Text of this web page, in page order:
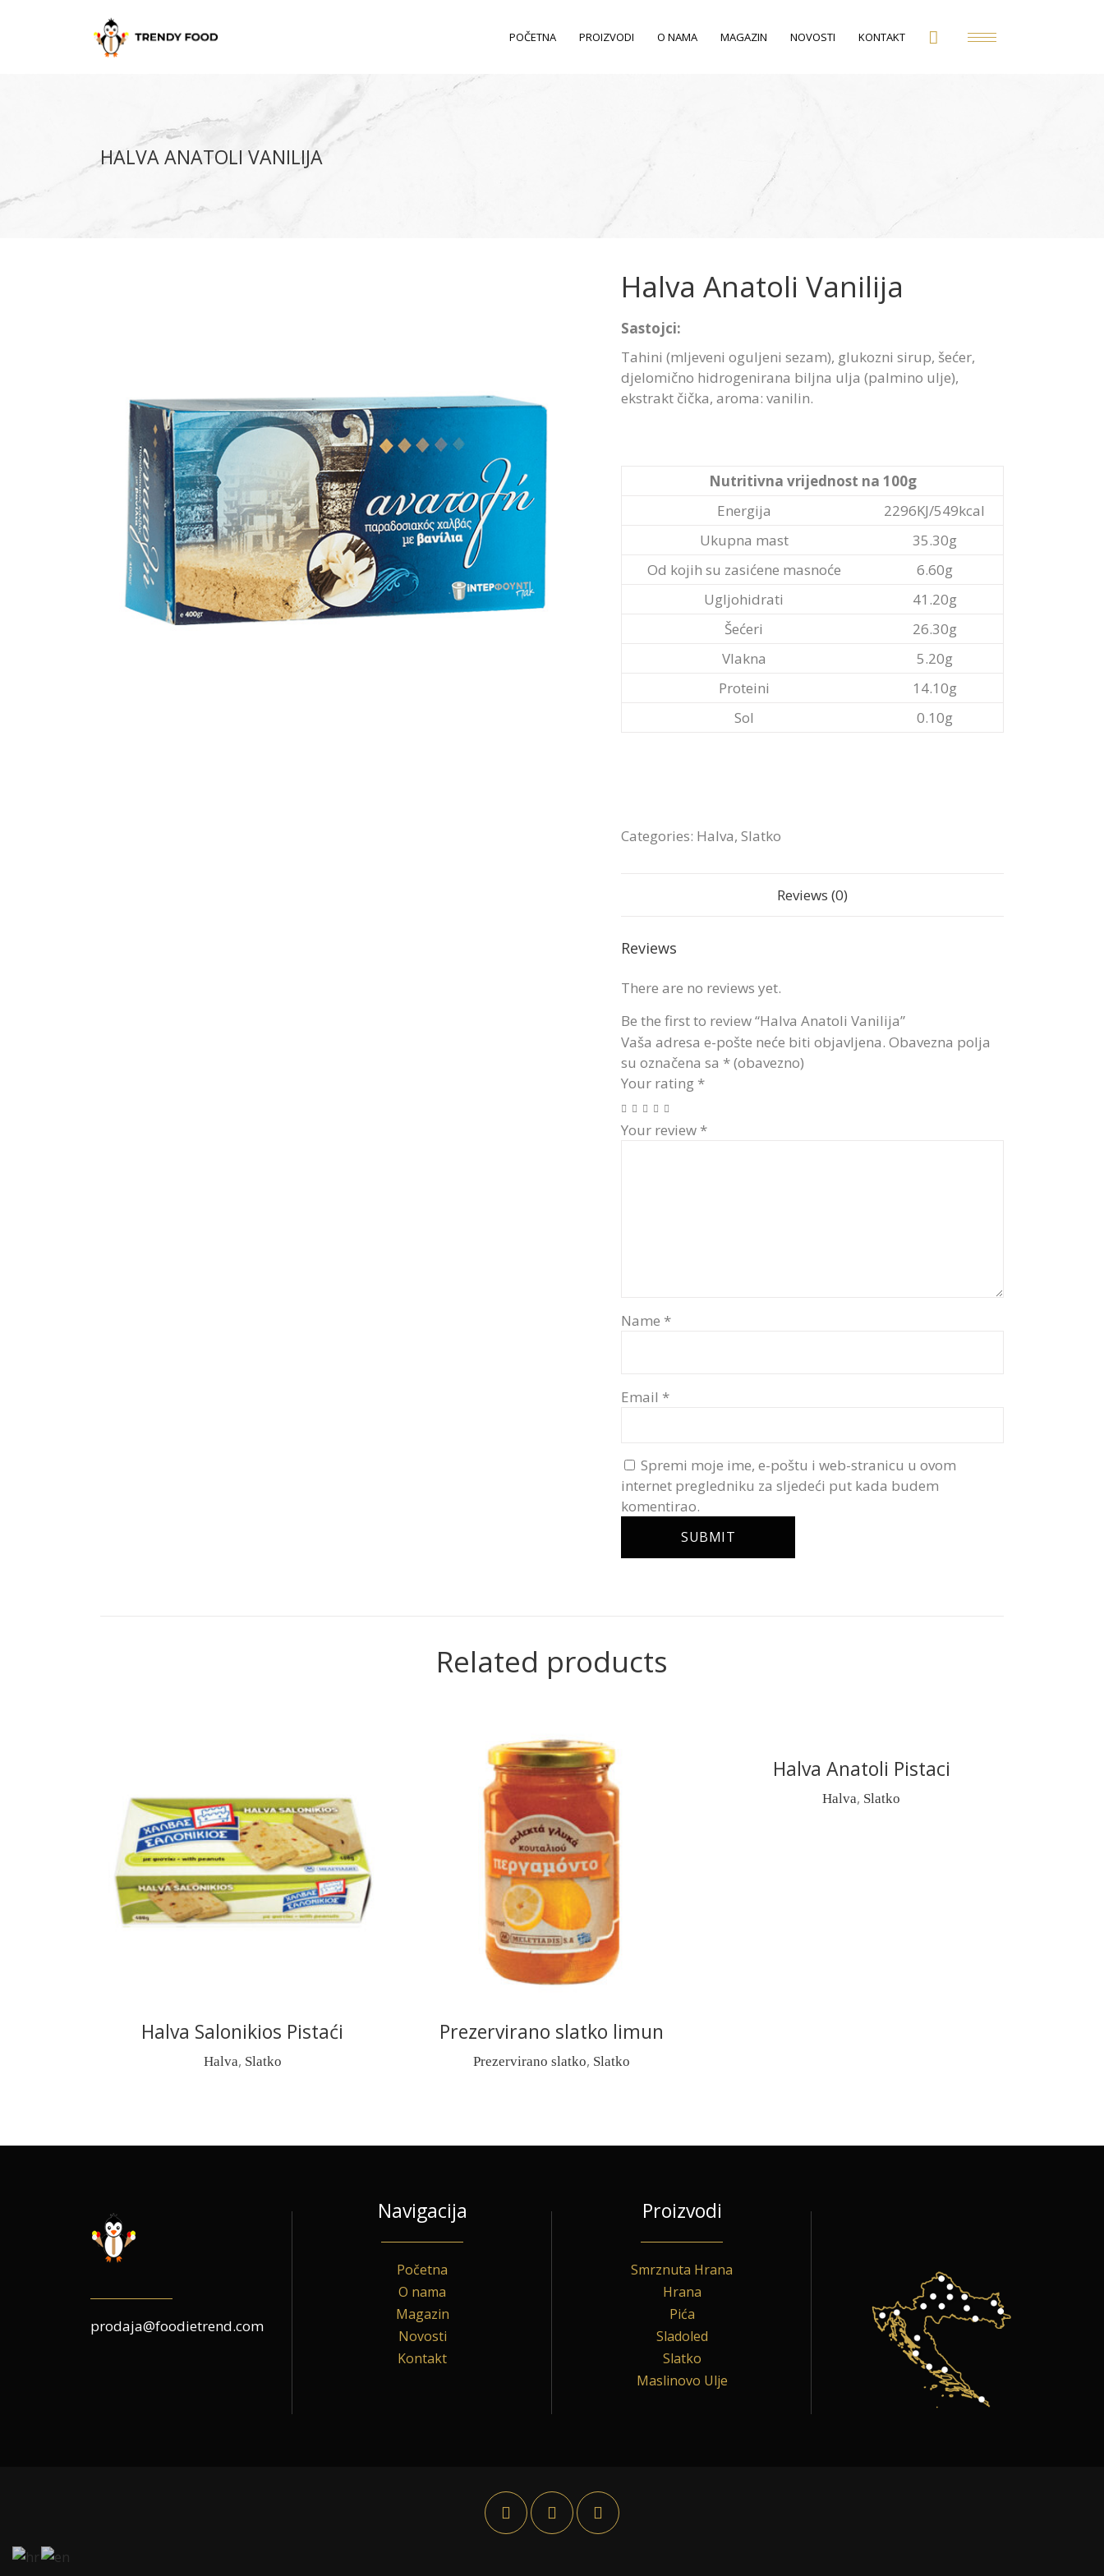
POČETNA PROIZVODI O NAMA MAGAZIN NOVOSTI KONTAKT
HALVA ANATOLI VANILIJA
Halva Anatoli Vanilija
Sastojci:
Tahini (mljeveni oguljeni sezam), glukozni sirup, šećer,
djelomično hidrogenirana biljna ulja (palmino ulje),
ekstrakt čička, aroma: vanilin.
Nutritivna vrijednost na 100g
Energija
2296KJ/549kcal
Ukupna mast
35.30g
Od kojih su zasićene masnoće
6.60g
Ugljohidrati
41.20g
Šećeri
26.30g
Vlakna
5.20g
Proteini
14.10g
Sol
0.10g
Categories: Halva, Slatko
Reviews (0)
Reviews
There are no reviews yet.
Be the first to review “Halva Anatoli Vanilija”
Vaša adresa e-pošte neće biti objavljena. Obavezna polja
su označena sa * (obavezno)
Your rating *
Your review *
Name *
Email *
Spremi moje ime, e-poštu i web-stranicu u ovom
internet pregledniku za sljedeći put kada budem
komentirao.
Related products
READ MORE
Halva Salonikios Pistaći
Halva, Slatko
READ MORE
Prezervirano slatko limun
Prezervirano slatko, Slatko
READ MORE
Halva Anatoli Pistaci
Halva, Slatko
prodaja@foodietrend.com
Navigacija
Početna
O nama
Magazin
Novosti
Kontakt
Proizvodi
Smrznuta Hrana
Hrana
Pića
Sladoled
Slatko
Maslinovo Ulje